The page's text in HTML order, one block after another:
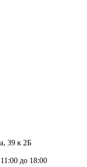
39 к 2Б
до 18:00